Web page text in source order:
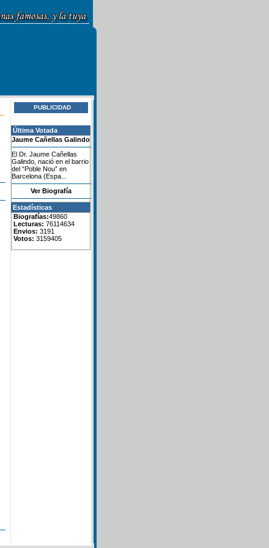
PUBLICIDAD
Última Votada
Jaume Cañellas Galindo
El Dr. Jaume Cañellas
Galindo, nació en el barrio
del “Poble Nou” en
Barcelona (Espa...
Ver Biografía
Estadísticas
Biografías:49860
Lecturas: 76114634
Envios: 3191
Votos: 3159405